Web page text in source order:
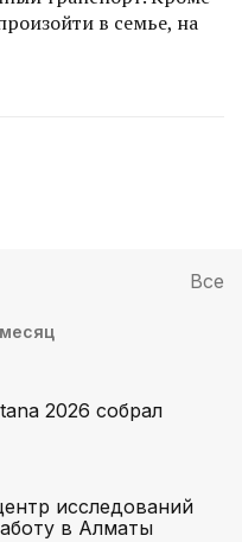
в семье, на
Все
2026 собрал
исследований
в Алматы